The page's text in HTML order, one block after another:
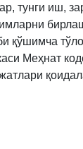
тунги иш,
қўшимча
Меҳнат